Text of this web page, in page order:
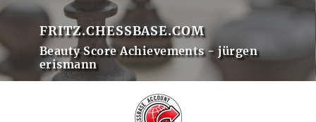
FRITZ.CHESSBASE.COM
Beauty Score Achievements - jürgen
erismann